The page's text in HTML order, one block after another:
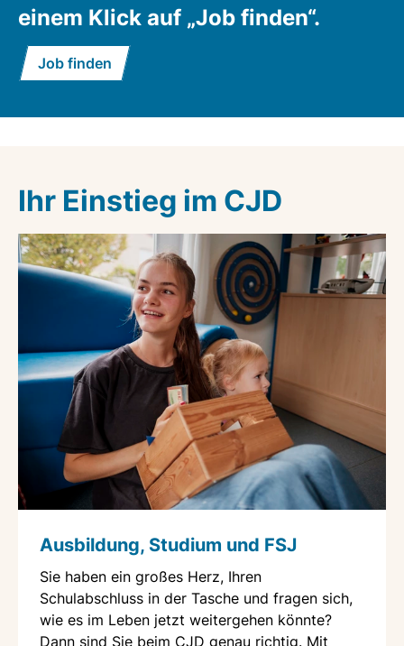
einem Klick auf „Job finden“.
Job finden
Ihr Einstieg im CJD
Ausbildung, Studium und FSJ
Sie haben ein großes Herz, Ihren
Schulabschluss in der Tasche und fragen sich,
wie es im Leben jetzt weitergehen könnte?
Dann sind Sie beim CJD genau richtig. Mit